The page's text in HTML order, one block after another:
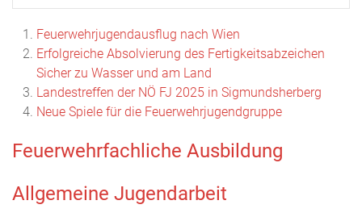
Feuerwehrjugendausflug nach Wien
Erfolgreiche Absolvierung des Fertigkeitsabzeichen
Sicher zu Wasser und am Land
Landestreffen der NÖ FJ 2025 in Sigmundsherberg
Neue Spiele für die Feuerwehrjugendgruppe
Feuerwehrfachliche Ausbildung
Allgemeine Jugendarbeit